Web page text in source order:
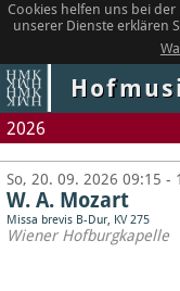
Cookies helfen uns bei
unserer Dienste erklären
2026
So, 20. 09. 2026 09:15 -
W. A. Mozart
Missa brevis B-Dur, KV 275
Wiener Hofburgkapelle